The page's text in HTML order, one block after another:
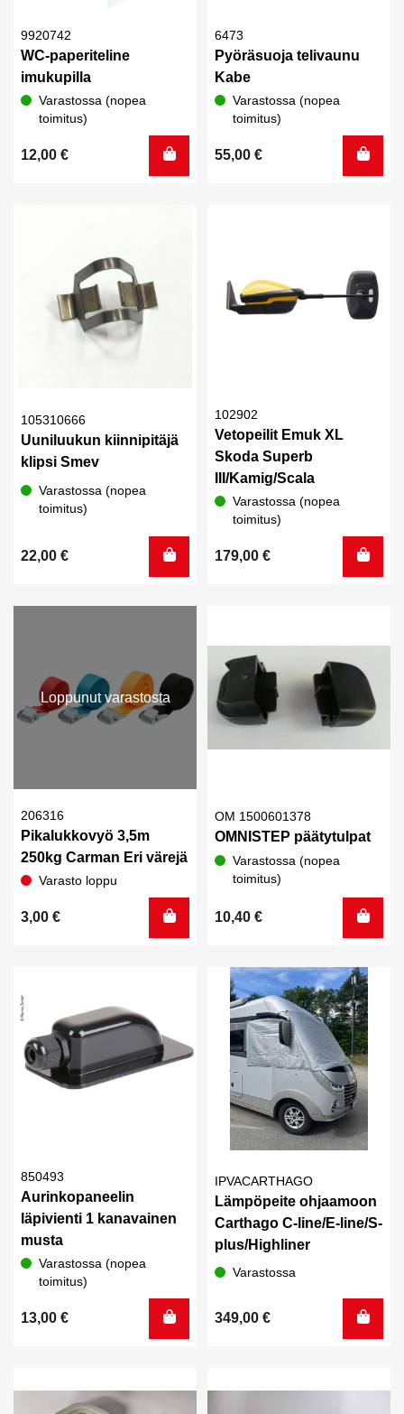
9920742
WC-paperiteline
imukupilla
Varastossa (nopea
toimitus)
12,00 €
6473
Pyöräsuoja telivaunu
Kabe
Varastossa (nopea
toimitus)
55,00 €
105310666
Uuniluukun kiinnipitäjä
klipsi Smev
Varastossa (nopea
toimitus)
22,00 €
102902
Vetopeilit Emuk XL
Skoda Superb
III/Kamig/Scala
Varastossa (nopea
toimitus)
179,00 €
Loppunut varastosta
206316
Pikalukkovyö 3,5m
250kg Carman Eri värejä
Varasto loppu
3,00 €
OM 1500601378
OMNISTEP päätytulpat
Varastossa (nopea
toimitus)
10,40 €
850493
Aurinkopaneelin
läpivienti 1 kanavainen
musta
Varastossa (nopea
toimitus)
13,00 €
IPVACARTHAGO
Lämpöpeite ohjaamoon
Carthago C-line/E-line/S-
plus/Highliner
Varastossa
349,00 €